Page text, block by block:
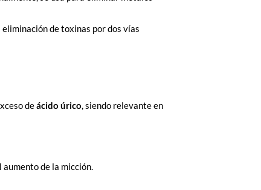
de toxinas por dos vías
deácido úrico, siendo relevante en
aumento de la micción.